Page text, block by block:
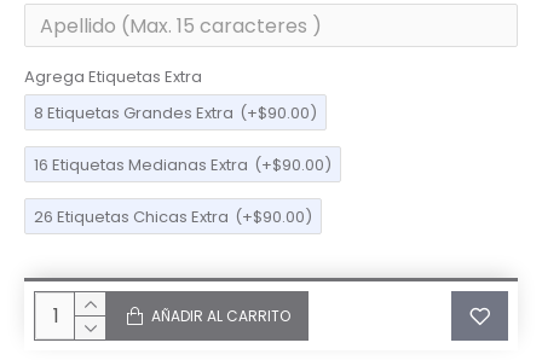
Agrega Etiquetas Extra
8 Etiquetas Grandes Extra (+$90.00)
16 Etiquetas Medianas Extra (+$90.00)
26 Etiquetas Chicas Extra (+$90.00)
AÑADIR AL CARRITO